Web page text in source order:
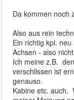
Da kommen noch
Also aus rein
Ein richtig kpl.
Achsen - also
Ich meine z.B.
verschlissen ist
genauso.
Kabine etc. auch.